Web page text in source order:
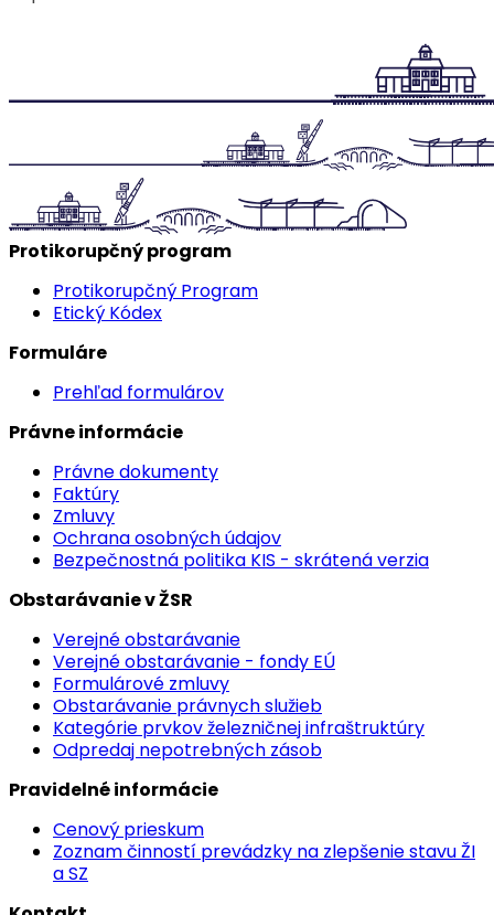
Protikorupčný program
Protikorupčný Program
Etický Kódex
Formuláre
Prehľad formulárov
Právne informácie
Právne dokumenty
Faktúry
Zmluvy
Ochrana osobných údajov
Bezpečnostná politika KIS - skrátená verzia
Obstarávanie v ŽSR
Verejné obstarávanie
Verejné obstarávanie - fondy EÚ
Formulárové zmluvy
Obstarávanie právnych služieb
Kategórie prvkov železničnej infraštruktúry
Odpredaj nepotrebných zásob
Pravidelné informácie
Cenový prieskum
Zoznam činností prevádzky na zlepšenie stavu ŽI
a SZ